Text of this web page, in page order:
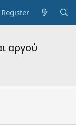
Register
αργού